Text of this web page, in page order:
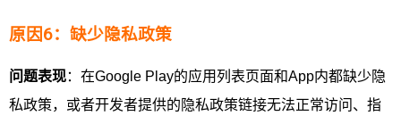
原因6：缺少隐私政策
问题表现：在Google Play的应用列表页面和App内都缺少隐
私政策，或者开发者提供的隐私政策链接无法正常访问、指